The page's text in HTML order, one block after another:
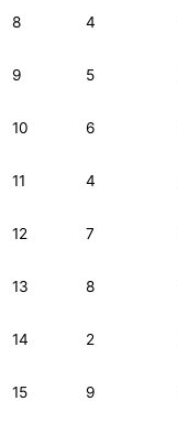
8 4
9 5
10 6
11 4
12 7
13 8
14 2
15 9